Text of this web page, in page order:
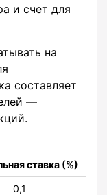
и счет для
на
составляет
—
ставка (%)
0,1